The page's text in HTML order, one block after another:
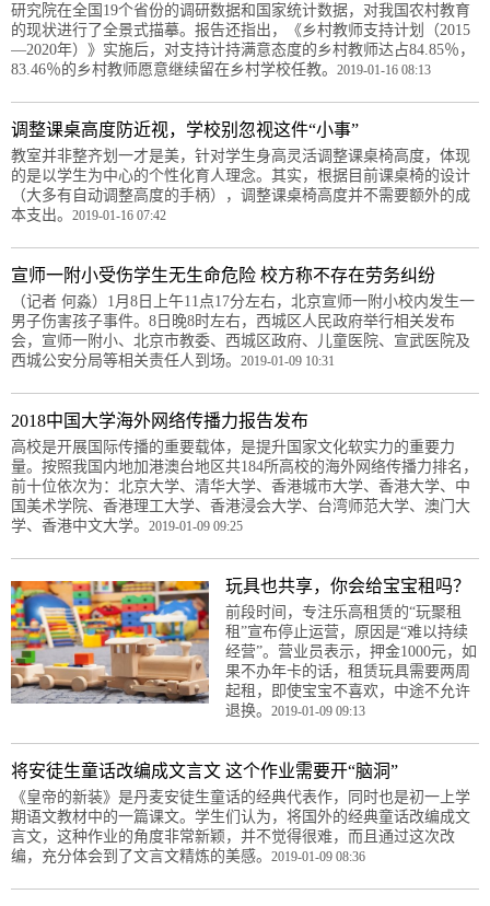
研究院在全国19个省份的调研数据和国家统计数据，对我国农村教育
的现状进行了全景式描摹。报告还指出，《乡村教师支持计划（2015
—2020年）》实施后，对支持计持满意态度的乡村教师达占84.85％，
83.46％的乡村教师愿意继续留在乡村学校任教。 2019-01-16 08:13
调整课桌高度防近视，学校别忽视这件“小事”
教室并非整齐划一才是美，针对学生身高灵活调整课桌椅高度，体现
的是以学生为中心的个性化育人理念。其实，根据目前课桌椅的设计
（大多有自动调整高度的手柄），调整课桌椅高度并不需要额外的成
本支出。 2019-01-16 07:42
宣师一附小受伤学生无生命危险 校方称不存在劳务纠纷
（记者 何淼）1月8日上午11点17分左右，北京宣师一附小校内发生一
男子伤害孩子事件。8日晚8时左右，西城区人民政府举行相关发布
会，宣师一附小、北京市教委、西城区政府、儿童医院、宣武医院及
西城公安分局等相关责任人到场。 2019-01-09 10:31
2018中国大学海外网络传播力报告发布
高校是开展国际传播的重要载体，是提升国家文化软实力的重要力
量。按照我国内地加港澳台地区共184所高校的海外网络传播力排名，
前十位依次为：北京大学、清华大学、香港城市大学、香港大学、中
国美术学院、香港理工大学、香港浸会大学、台湾师范大学、澳门大
学、香港中文大学。 2019-01-09 09:25
玩具也共享，你会给宝宝租吗？
前段时间，专注乐高租赁的“玩聚租
租”宣布停止运营，原因是“难以持续
经营”。营业员表示，押金1000元，如
果不办年卡的话，租赁玩具需要两周
起租，即使宝宝不喜欢，中途不允许
退换。 2019-01-09 09:13
将安徒生童话改编成文言文 这个作业需要开“脑洞”
《皇帝的新装》是丹麦安徒生童话的经典代表作，同时也是初一上学
期语文教材中的一篇课文。学生们认为，将国外的经典童话改编成文
言文，这种作业的角度非常新颖，并不觉得很难，而且通过这次改
编，充分体会到了文言文精炼的美感。 2019-01-09 08:36